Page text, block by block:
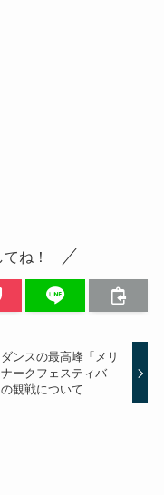
ね！
ンスの最高峰「メリ
ークフェスティバ
観戦について